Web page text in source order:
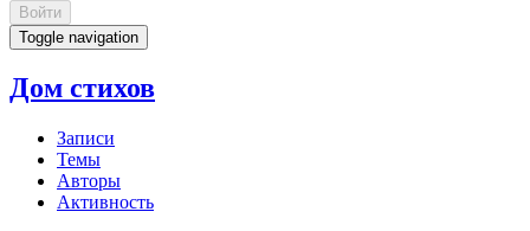
Войти
Toggle navigation
Дом стихов
Записи
Темы
Авторы
Активность